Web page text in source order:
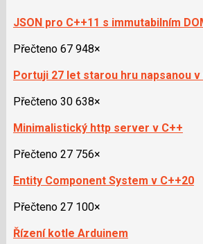
JSON pro C++11 s immutabilním
Přečteno 67 948×
Portuji 27 let starou hru napsanou v
Přečteno 30 638×
Minimalistický http server v C++
Přečteno 27 756×
Entity Component System v C++20
Přečteno 27 100×
Řízení kotle Arduinem